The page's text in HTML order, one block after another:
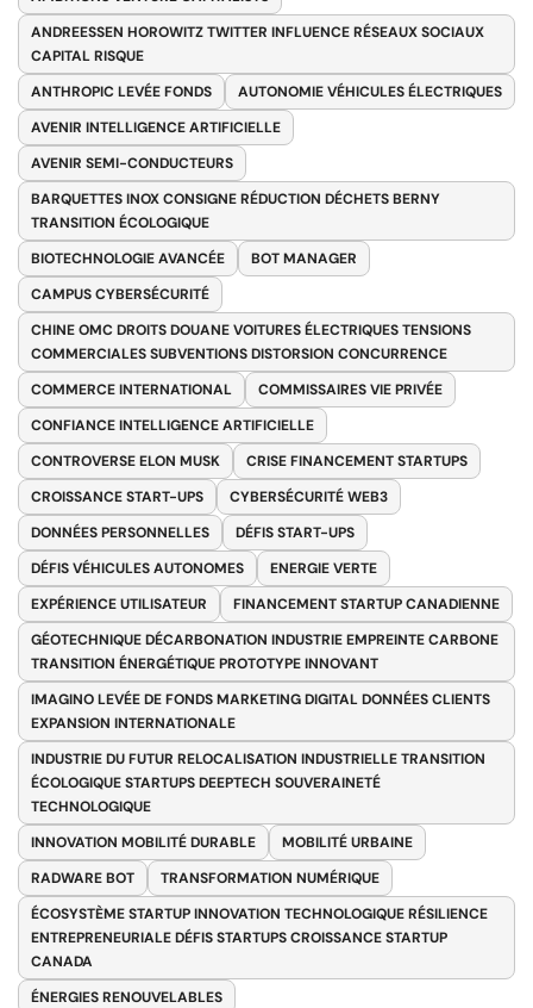
ANDREESSEN HOROWITZ TWITTER INFLUENCE RÉSEAUX SOCIAUX
CAPITAL RISQUE
ANTHROPIC LEVÉE FONDS
AUTONOMIE VÉHICULES ÉLECTRIQUES
AVENIR INTELLIGENCE ARTIFICIELLE
AVENIR SEMI-CONDUCTEURS
BARQUETTES INOX CONSIGNE RÉDUCTION DÉCHETS BERNY
TRANSITION ÉCOLOGIQUE
BIOTECHNOLOGIE AVANCÉE
BOT MANAGER
CAMPUS CYBERSÉCURITÉ
CHINE OMC DROITS DOUANE VOITURES ÉLECTRIQUES TENSIONS
COMMERCIALES SUBVENTIONS DISTORSION CONCURRENCE
COMMERCE INTERNATIONAL
COMMISSAIRES VIE PRIVÉE
CONFIANCE INTELLIGENCE ARTIFICIELLE
CONTROVERSE ELON MUSK
CRISE FINANCEMENT STARTUPS
CROISSANCE START-UPS
CYBERSÉCURITÉ WEB3
DONNÉES PERSONNELLES
DÉFIS START-UPS
DÉFIS VÉHICULES AUTONOMES
ENERGIE VERTE
EXPÉRIENCE UTILISATEUR
FINANCEMENT STARTUP CANADIENNE
GÉOTECHNIQUE DÉCARBONATION INDUSTRIE EMPREINTE CARBONE
TRANSITION ÉNERGÉTIQUE PROTOTYPE INNOVANT
IMAGINO LEVÉE DE FONDS MARKETING DIGITAL DONNÉES CLIENTS
EXPANSION INTERNATIONALE
INDUSTRIE DU FUTUR RELOCALISATION INDUSTRIELLE TRANSITION
ÉCOLOGIQUE STARTUPS DEEPTECH SOUVERAINETÉ
TECHNOLOGIQUE
INNOVATION MOBILITÉ DURABLE
MOBILITÉ URBAINE
RADWARE BOT
TRANSFORMATION NUMÉRIQUE
ÉCOSYSTÈME STARTUP INNOVATION TECHNOLOGIQUE RÉSILIENCE
ENTREPRENEURIALE DÉFIS STARTUPS CROISSANCE STARTUP
CANADA
ÉNERGIES RENOUVELABLES